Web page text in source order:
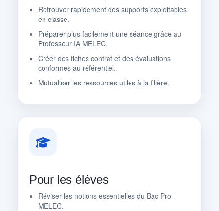
Retrouver rapidement des supports exploitables
en classe.
Préparer plus facilement une séance grâce au
Professeur IA MELEC.
Créer des fiches contrat et des évaluations
conformes au référentiel.
Mutualiser les ressources utiles à la filière.
Pour les élèves
Réviser les notions essentielles du Bac Pro
MELEC.